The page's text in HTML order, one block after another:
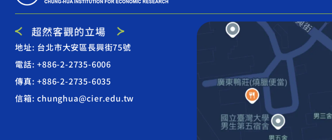
地址: 台北市大安區長興街75號
電話: +886-2-2735-6006
傳真: +886-2-2735-6035
信箱: chunghua@cier.edu.tw